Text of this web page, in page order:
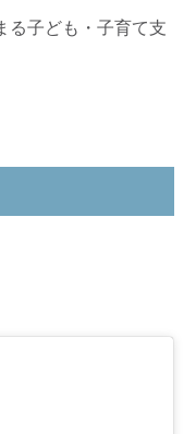
る子ども・子育て支